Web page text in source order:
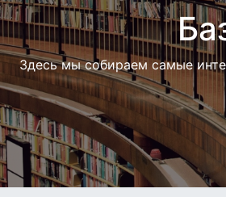
Здесь мы собираем самые